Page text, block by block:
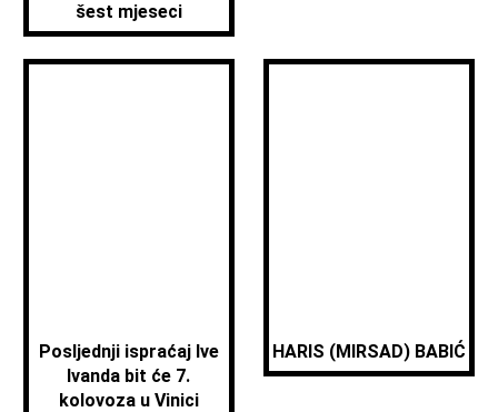
šest mjeseci
Posljednji ispraćaj Ive
Ivanda bit će 7.
kolovoza u Vinici
HARIS (MIRSAD) BABIĆ